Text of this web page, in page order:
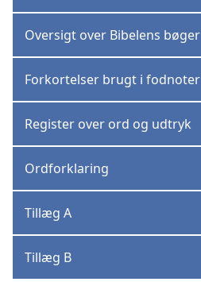
Oversigt over Bibelens bøger
Forkortelser brugt i fodnoter
Register over ord og udtryk
Ordforklaring
Tillæg A
Tillæg B